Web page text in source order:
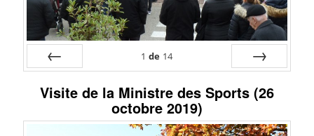
1 de 14
Visite de la Ministre des Sports (26
octobre 2019)